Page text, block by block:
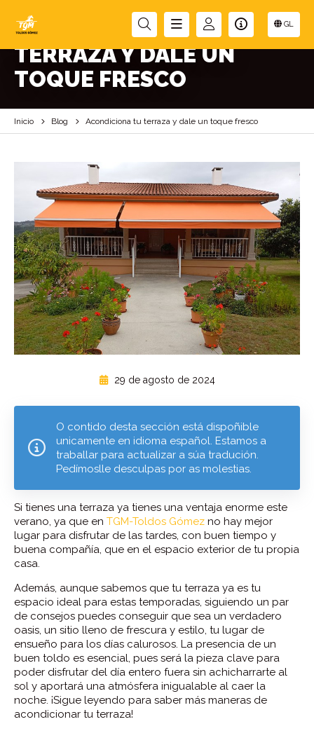
GL
ACONDICIONA TU
TERRAZA Y DALE UN
TOQUE FRESCO
Inicio Blog Acondiciona tu terraza y dale un toque fresco
29 de agosto de 2024
O contido desta sección está dispoñible
unicamente en idioma español. Estamos a
traballar para actualizar a súa tradución.
Pedímoslle desculpas por as molestias.
Si tienes una terraza ya tienes una ventaja enorme este
verano, ya que en TGM-Toldos Gómez no hay mejor
lugar para disfrutar de las tardes, con buen tiempo y
buena compañía, que en el espacio exterior de tu propia
casa.
Además, aunque sabemos que tu terraza ya es tu
espacio ideal para estas temporadas, siguiendo un par
de consejos puedes conseguir que sea un verdadero
oasis, un sitio lleno de frescura y estilo, tu lugar de
ensueño para los días calurosos. La presencia de un
buen toldo es esencial, pues será la pieza clave para
poder disfrutar del día entero fuera sin achicharrarte al
sol y aportará una atmósfera inigualable al caer la
noche. ¡Sigue leyendo para saber más maneras de
acondicionar tu terraza!